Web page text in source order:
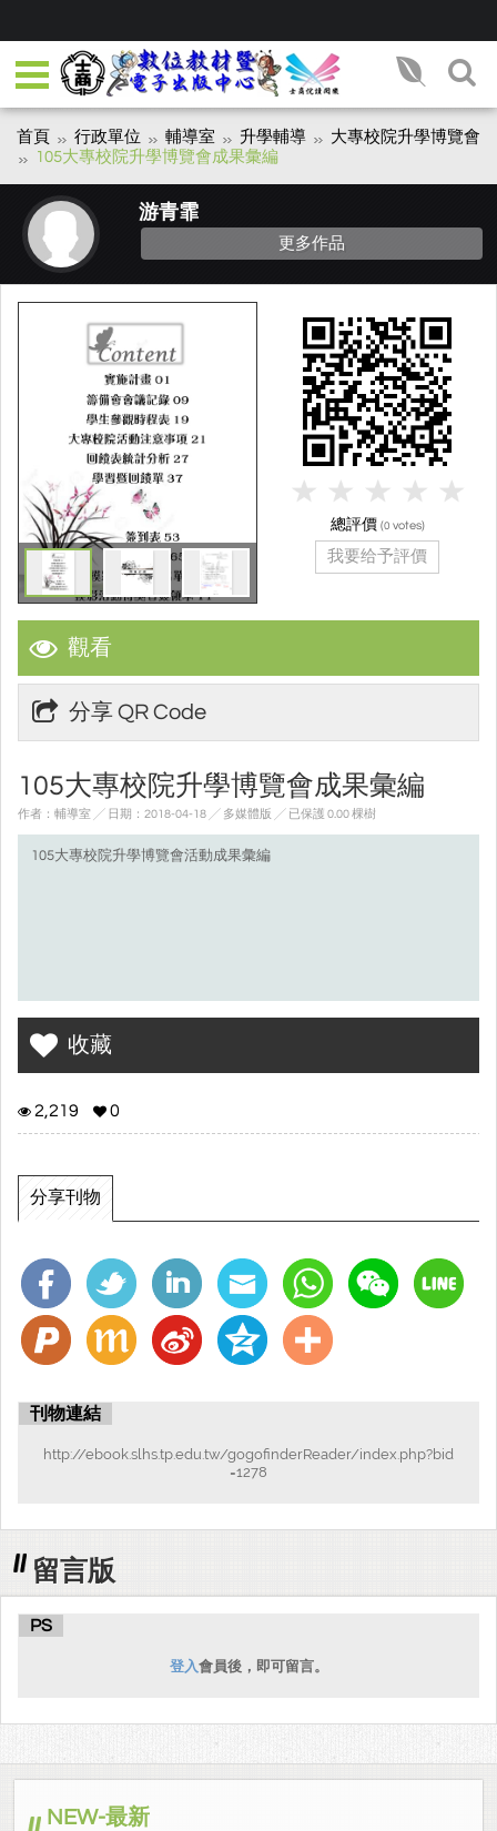
首頁 行政單位 輔導室 升學輔導
大專校院升學博覽會
105大專校院升學博覽會成果彙編
游青霏
更多作品
觀看
分享 QR Code
105大專校院升學博覽會成果彙編
作者：輔導室 ╱ 日期：2018-04-18 ╱ 多媒體版 ╱ 已保護 0.00 棵樹
105大專校院升學博覽會活動成果彙編
收藏
2,219 0
分享刊物
刊物連結
http://ebook.slhs.tp.edu.tw/gogofinderReader/index.php?bid
=1278
留言版
PS
登入會員後，即可留言。
總評價 (0 votes)
我要给予評價
NEW-最新